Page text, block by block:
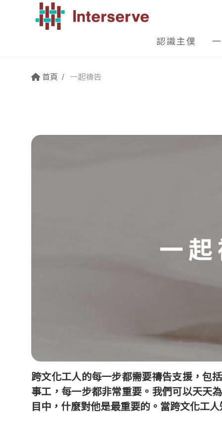
認識主僕
首頁 一起禱告
跨文化工人的每一步都需要禱告支援，包
事工，每一步都非常重要。我們可以天天
目中，什麼對他是最重要的。當跨文化工